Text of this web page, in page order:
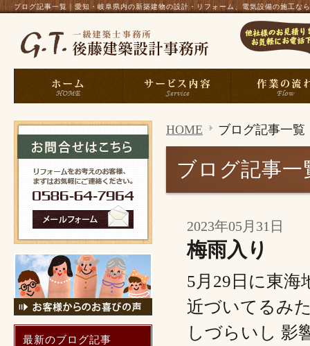
ブログ記事一覧｜愛知・岐阜県内の新築建物の設計・リフォーム、電気設備の施工な
HOME ブログ記事一覧
ブログ記事一
2023年05月31日
梅雨入り
5月29日に東海
近づいてるみ
しづらいし 影
最新のブログ記事